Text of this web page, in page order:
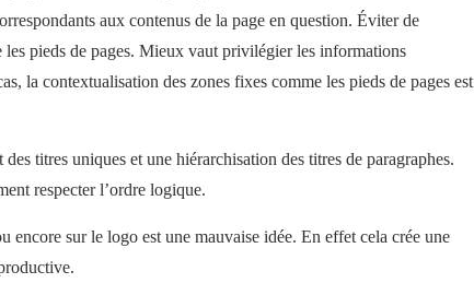
aux contenus de la page en question. Éviter de
les pieds de pages. Mieux vaut privilégier les informations
la contextualisation des zones fixes comme les pieds de pages est
titres uniques et une hiérarchisation des titres de paragraphes.
respecter l’ordre logique.
encore sur le logo est une mauvaise idée. En effet cela crée une